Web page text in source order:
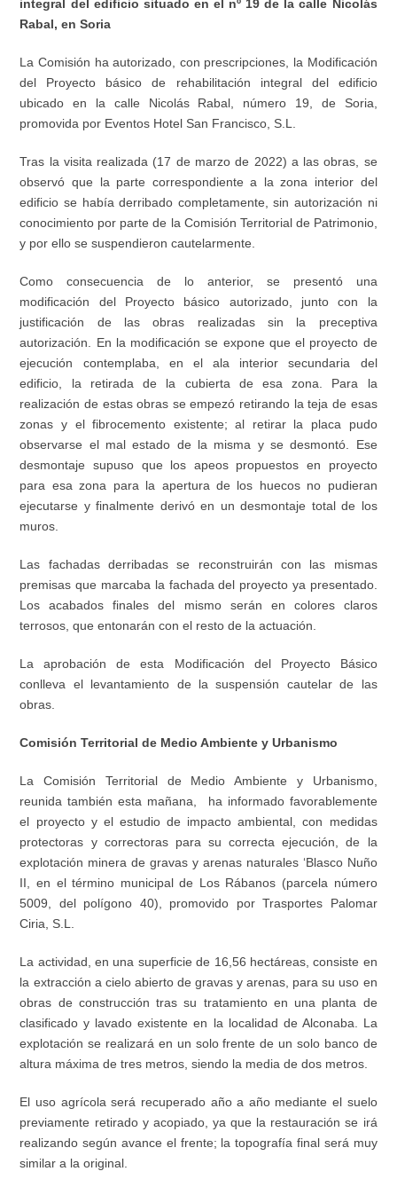
integral del edificio situado en el nº 19 de la calle Nicolás
Rabal, en Soria
La Comisión ha autorizado, con prescripciones, la Modificación
del Proyecto básico de rehabilitación integral del edificio
ubicado en la calle Nicolás Rabal, número 19, de Soria,
promovida por Eventos Hotel San Francisco, S.L.
Tras la visita realizada (17 de marzo de 2022) a las obras, se
observó que la parte correspondiente a la zona interior del
edificio se había derribado completamente, sin autorización ni
conocimiento por parte de la Comisión Territorial de Patrimonio,
y por ello se suspendieron cautelarmente.
Como consecuencia de lo anterior, se presentó una
modificación del Proyecto básico autorizado, junto con la
justificación de las obras realizadas sin la preceptiva
autorización. En la modificación se expone que el proyecto de
ejecución contemplaba, en el ala interior secundaria del
edificio, la retirada de la cubierta de esa zona. Para la
realización de estas obras se empezó retirando la teja de esas
zonas y el fibrocemento existente; al retirar la placa pudo
observarse el mal estado de la misma y se desmontó. Ese
desmontaje supuso que los apeos propuestos en proyecto
para esa zona para la apertura de los huecos no pudieran
ejecutarse y finalmente derivó en un desmontaje total de los
muros.
Las fachadas derribadas se reconstruirán con las mismas
premisas que marcaba la fachada del proyecto ya presentado.
Los acabados finales del mismo serán en colores claros
terrosos, que entonarán con el resto de la actuación.
La aprobación de esta Modificación del Proyecto Básico
conlleva el levantamiento de la suspensión cautelar de las
obras.
Comisión Territorial de Medio Ambiente y Urbanismo
La Comisión Territorial de Medio Ambiente y Urbanismo,
reunida también esta mañana, ha informado favorablemente
el proyecto y el estudio de impacto ambiental, con medidas
protectoras y correctoras para su correcta ejecución, de la
explotación minera de gravas y arenas naturales ‘Blasco Nuño
II, en el término municipal de Los Rábanos (parcela número
5009, del polígono 40), promovido por Trasportes Palomar
Ciria, S.L.
La actividad, en una superficie de 16,56 hectáreas, consiste en
la extracción a cielo abierto de gravas y arenas, para su uso en
obras de construcción tras su tratamiento en una planta de
clasificado y lavado existente en la localidad de Alconaba. La
explotación se realizará en un solo frente de un solo banco de
altura máxima de tres metros, siendo la media de dos metros.
El uso agrícola será recuperado año a año mediante el suelo
previamente retirado y acopiado, ya que la restauración se irá
realizando según avance el frente; la topografía final será muy
similar a la original.